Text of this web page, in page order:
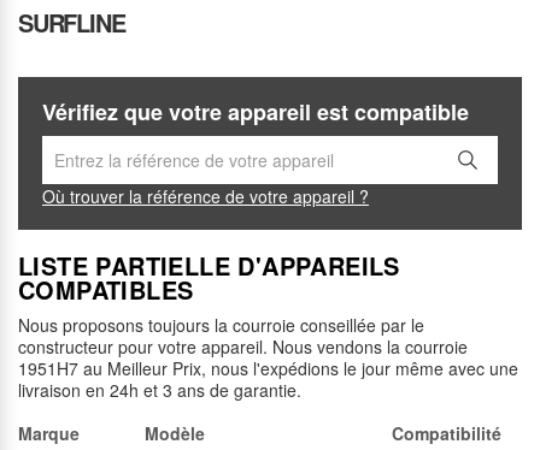
SURFLINE
Vérifiez que votre appareil est compatible
Où trouver la référence de votre appareil ?
LISTE PARTIELLE D'APPAREILS
COMPATIBLES
Nous proposons toujours la courroie conseillée par le
constructeur pour votre appareil. Nous vendons la courroie
1951H7 au Meilleur Prix, nous l'expédions le jour même avec une
livraison en 24h et 3 ans de garantie.
Marque
Modèle Compatibilité